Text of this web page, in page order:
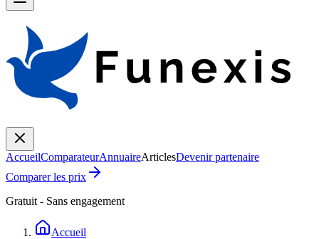
AccueilComparateurAnnuaireArticlesDevenir partenaire
Comparer les prix
Gratuit - Sans engagement
Accueil